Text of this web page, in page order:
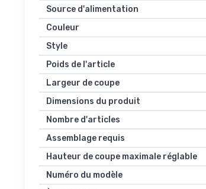
Source d'alimentation
Couleur
Style
Poids de l'article
Largeur de coupe
Dimensions du produit
Nombre d'articles
Assemblage requis
Hauteur de coupe maximale réglable
Numéro du modèle